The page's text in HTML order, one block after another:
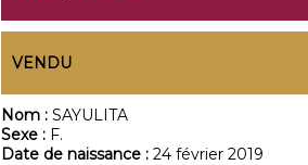
VENDU
Nom : SAYULITA
Sexe : F.
Date de naissance : 24 février 2019